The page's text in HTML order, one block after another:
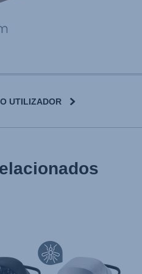
UTILIZADOR
(Español)
(Português)